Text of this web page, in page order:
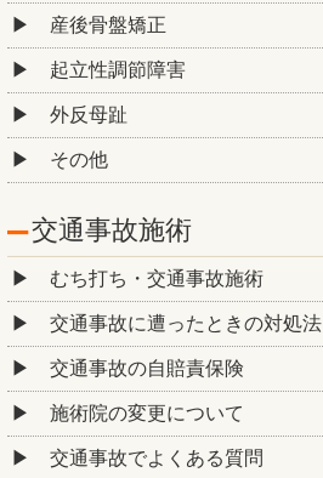
産後骨盤矯正
起立性調節障害
外反母趾
その他
交通事故施術
むち打ち・交通事故施術
交通事故に遭ったときの対処法
交通事故の自賠責保険
施術院の変更について
交通事故でよくある質問